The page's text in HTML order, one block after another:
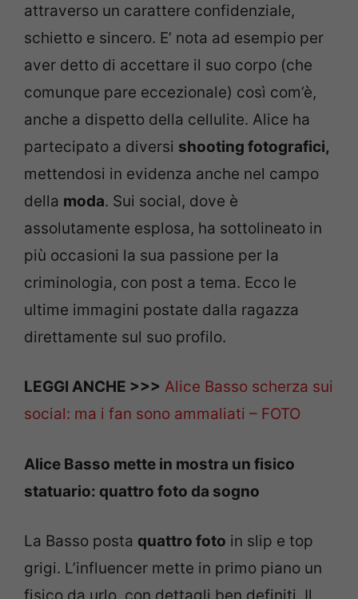
attraverso un carattere confidenziale,
schietto e sincero. E’ nota ad esempio per
aver detto di accettare il suo corpo (che
comunque pare eccezionale) così com’è,
anche a dispetto della cellulite. Alice ha
partecipato a diversi shooting fotografici,
mettendosi in evidenza anche nel campo
della moda. Sui social, dove è
assolutamente esplosa, ha sottolineato in
più occasioni la sua passione per la
criminologia, con post a tema. Ecco le
ultime immagini postate dalla ragazza
direttamente sul suo profilo.
LEGGI ANCHE >>> Alice Basso scherza sui
social: ma i fan sono ammaliati – FOTO
Alice Basso mette in mostra un fisico
statuario: quattro foto da sogno
La Basso posta quattro foto in slip e top
grigi. L’influencer mette in primo piano un